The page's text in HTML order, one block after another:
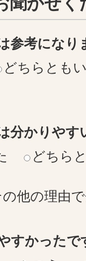
参考になり
どちらとも
分かりやす
どちら
の他の理由
すかったで